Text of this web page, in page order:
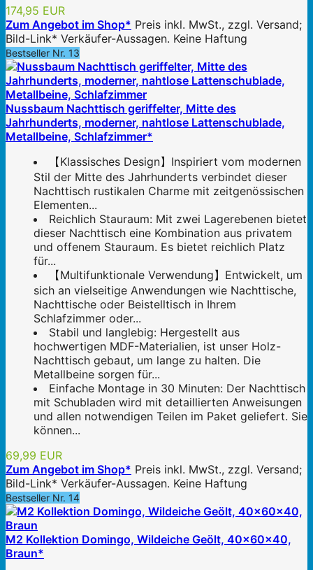
174,95 EUR
Zum Angebot im Shop* Preis inkl. MwSt., zzgl. Versand;
Bild-Link* Verkäufer-Aussagen. Keine Haftung
Bestseller Nr. 13
Nussbaum Nachttisch geriffelter, Mitte des
Jahrhunderts, moderner, nahtlose Lattenschublade,
Metallbeine, Schlafzimmer*
【Klassisches Design】Inspiriert vom modernen
Stil der Mitte des Jahrhunderts verbindet dieser
Nachttisch rustikalen Charme mit zeitgenössischen
Elementen...
Reichlich Stauraum: Mit zwei Lagerebenen bietet
dieser Nachttisch eine Kombination aus privatem
und offenem Stauraum. Es bietet reichlich Platz
für...
【Multifunktionale Verwendung】Entwickelt, um
sich an vielseitige Anwendungen wie Nachttische,
Nachttische oder Beistelltisch in Ihrem
Schlafzimmer oder...
Stabil und langlebig: Hergestellt aus
hochwertigen MDF-Materialien, ist unser Holz-
Nachttisch gebaut, um lange zu halten. Die
Metallbeine sorgen für...
Einfache Montage in 30 Minuten: Der Nachttisch
mit Schubladen wird mit detaillierten Anweisungen
und allen notwendigen Teilen im Paket geliefert. Sie
können...
69,99 EUR
Zum Angebot im Shop* Preis inkl. MwSt., zzgl. Versand;
Bild-Link* Verkäufer-Aussagen. Keine Haftung
Bestseller Nr. 14
M2 Kollektion Domingo, Wildeiche Geölt, 40x60x40,
Braun*